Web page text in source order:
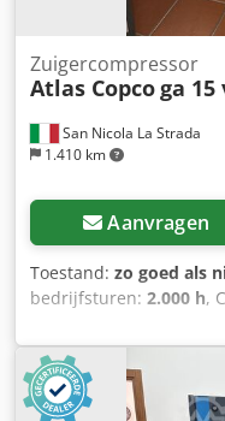
San Nicola La Strada
1.410 km
Zuigercompressor
Atlas Copcoga 15
Aanvragen
Toestand: zo goed als
bedrijfsturen: 2.000 h,
staat
officieel dealer.
Djdszdf Iyopfx Ailjwa
10 bar Vermogen: 15